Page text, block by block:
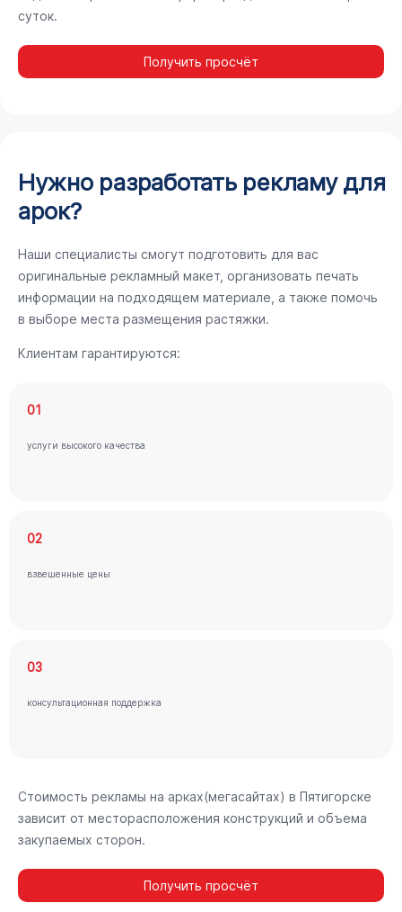
суток.
Получить просчёт
Нужно разработать рекламу для
арок?
Наши специалисты смогут подготовить для вас
оригинальные рекламный макет, организовать печать
информации на подходящем материале, а также помочь
в выборе места размещения растяжки.
Клиентам гарантируются:
01
услуги высокого качества
02
взвешенные цены
03
консультационная поддержка
Стоимость рекламы на арках(мегасайтах) в Пятигорске
зависит от месторасположения конструкций и объема
закупаемых сторон.
Получить просчёт